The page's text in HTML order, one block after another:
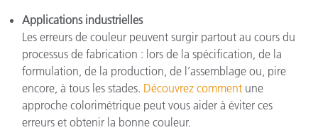
Applications industrielles
Les erreurs de couleur peuvent surgir partout au cours du
processus de fabrication : lors de la spécification, de la
formulation, de la production, de l’assemblage ou, pire
encore, à tous les stades. Découvrez comment une
approche colorimétrique peut vous aider à éviter ces
erreurs et obtenir la bonne couleur.